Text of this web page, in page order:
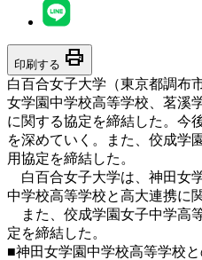
印刷する print
白百合女子大学（東京都調布
女学園中学校高等学校、茗溪
に関する協定を締結した。今
を深めていく。また、佼成学
用協定を締結した。
白百合女子大学は、神田女
中学校高等学校と高大連携に
また、佼成学園女子中学高
定を締結した。
■神田女学園中学校高等学校